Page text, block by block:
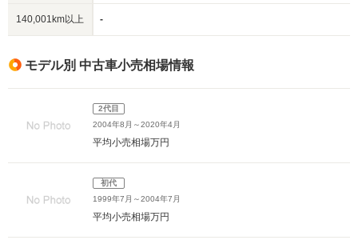
140,001km以上 -
モデル別 中古車小売相場情報
2代目
2004年8月～2020年4月
平均小売相場万円
初代
1999年7月～2004年7月
平均小売相場万円